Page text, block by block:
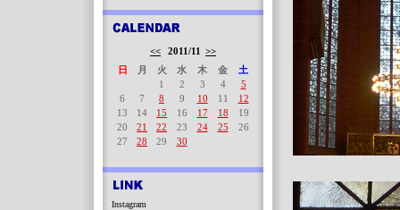
<< 2011/11 >>
日
月 火 水 木 金
土
1
2 3 4
5
6
7 8 9 10 11
12
13
14 15 16 17 18
19
20
21 22 23 24 25
26
27
28 29 30
Instagram